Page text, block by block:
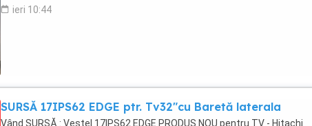
ieri 10:44
SURSĂ 17IPS62 EDGE ptr. Tv32"cu Baretă laterala
Vând SURSĂ : Vestel 17IPS62 EDGE PRODUS NOU pentru TV - Hitachi